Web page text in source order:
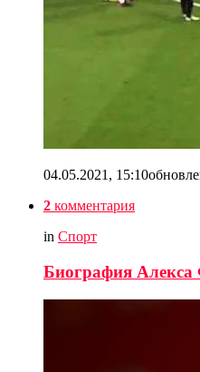
04.05.2021, 15:10
2 комментария
in Спорт
Биография Алекса